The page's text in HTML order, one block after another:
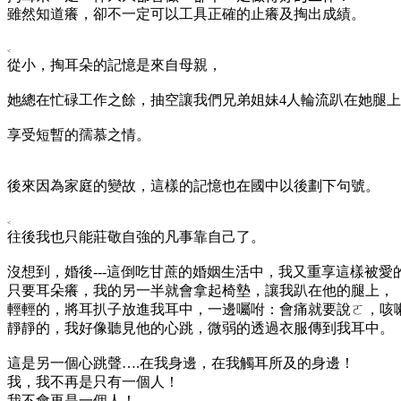
雖然知道癢，卻不一定可以工具正確的止癢及掏出成績。
<
從小，掏耳朵的記憶是來自母親，
她總在忙碌工作之餘，抽空讓我們兄弟姐妹4人輪流趴在她腿上
享受短暫的孺慕之情。
後來因為家庭的變故，這樣的記憶也在國中以後劃下句號。
<
往後我也只能莊敬自強的凡事靠自己了。
沒想到，婚後---這倒吃甘蔗的婚姻生活中，我又重享這樣被愛
只要耳朵癢，我的另一半就會拿起椅墊，讓我趴在他的腿上，
輕輕的，將耳扒子放進我耳中，一邊囑咐：會痛就要說ㄛ，咳
靜靜的，我好像聽見他的心跳，微弱的透過衣服傳到我耳中。
這是另一個心跳聲….在我身邊，在我觸耳所及的身邊！
我，我不再是只有一個人！